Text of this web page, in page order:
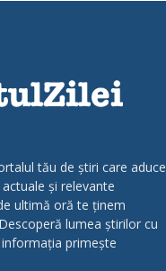
tău de știri care aduce
și relevante
ultimă oră te ținem
lumea știrilor cu
primește